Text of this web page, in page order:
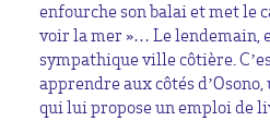
enfourche son balai et met le
voir la mer »… Le lendemain,
sympathique ville côtière.
apprendre aux côtés
qui lui propose un emploi de